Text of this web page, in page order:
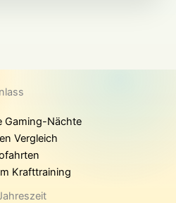
Gaming-Nächte
Vergleich
Krafttraining